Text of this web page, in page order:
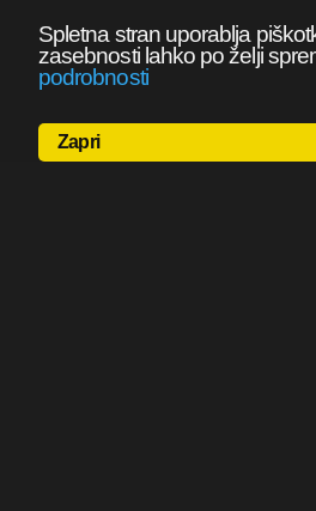
Spletna stran uporablja
zasebnosti lahko po želji
podrobnosti
Zapri